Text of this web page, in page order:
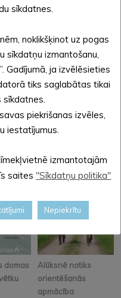
Nākošā ziņa →
domas
Alūksnē notiks
orientēšanās
apmācība
< >
sīkdatnes.
noklikšķinot uz pogas
sīkdatņu izmantošanu,
Gadījumā, ja izvēlēsieties
tiks saglabātas tikai
sīkdatnes.
piekrišanas izvēles,
iestatījumus.
izmantotajām
saites "Sīkdatņu politika"
Nepiekrītu